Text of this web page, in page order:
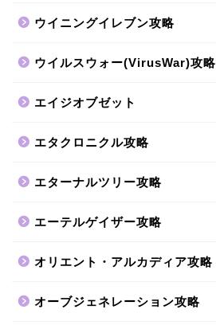
ウイニングイレブン攻略
ウイルスウォー(VirusWar)攻略
エイジオブゼット
エタクロニクル攻略
エターナルツリー攻略
エーテルゲイザー攻略
オリエント・アルカディア攻略
オーブジェネレーション攻略